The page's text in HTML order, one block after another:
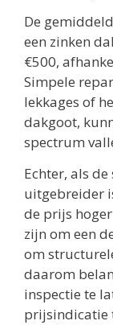
De
een zinken
€500,
Simpele
lekkages of
dakgoot,
spectrum
Echter, als
uitgebreider
de prijs
zijn om een
om
daarom
inspectie te
prijsindicatie